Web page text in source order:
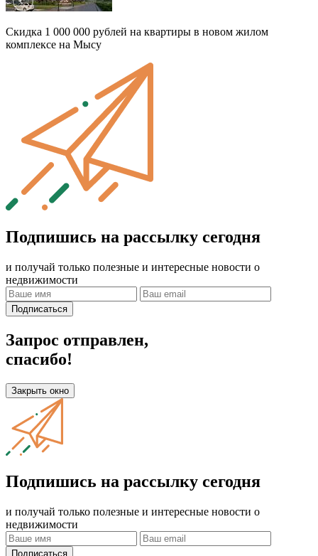
Скидка 1 000 000 рублей на квартиры в новом жилом
комплексе на Мысу
Подпишись на рассылку сегодня
и получай только полезные и интересные новости о
недвижимости
Подписаться
Запрос отправлен,
спасибо!
Закрыть окно
Подпишись на рассылку сегодня
и получай только полезные и интересные новости о
недвижимости
Подписаться